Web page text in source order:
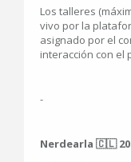
Los talleres
vivo por la
asignado por el
interacción con el
-
Nerdearla 🇨🇱